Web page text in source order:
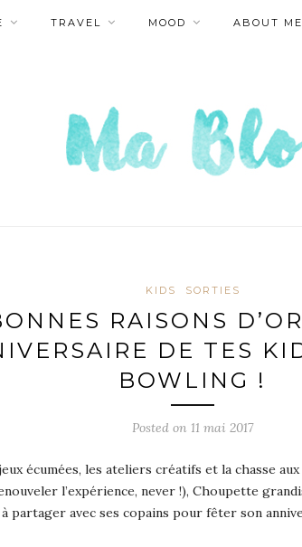
TRAVEL MOOD ABOUT ME
KIDS SORTIES
RAISONS
DE TES
BOWLING !
Posted on 11 mai 2017
écumées, les ateliers créatifs et la chasse
l’expérience, never !), Choupette
partager avec ses copains pour fêter son